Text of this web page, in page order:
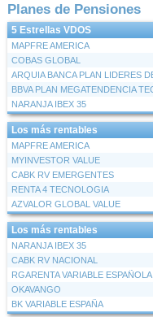
Planes de Pensiones
5 Estrellas VDOS
MAPFRE AMERICA
COBAS GLOBAL
NARANJA IBEX 35
Los más rentables
MAPFRE AMERICA
MYINVESTOR VALUE
CABK RV EMERGENTES
RENTA 4 TECNOLOGIA
AZVALOR GLOBAL VALUE
Los más rentables
NARANJA IBEX 35
CABK RV NACIONAL
RGARENTA VARIABLE ESPAÑOLA
OKAVANGO
BK VARIABLE ESPAÑA